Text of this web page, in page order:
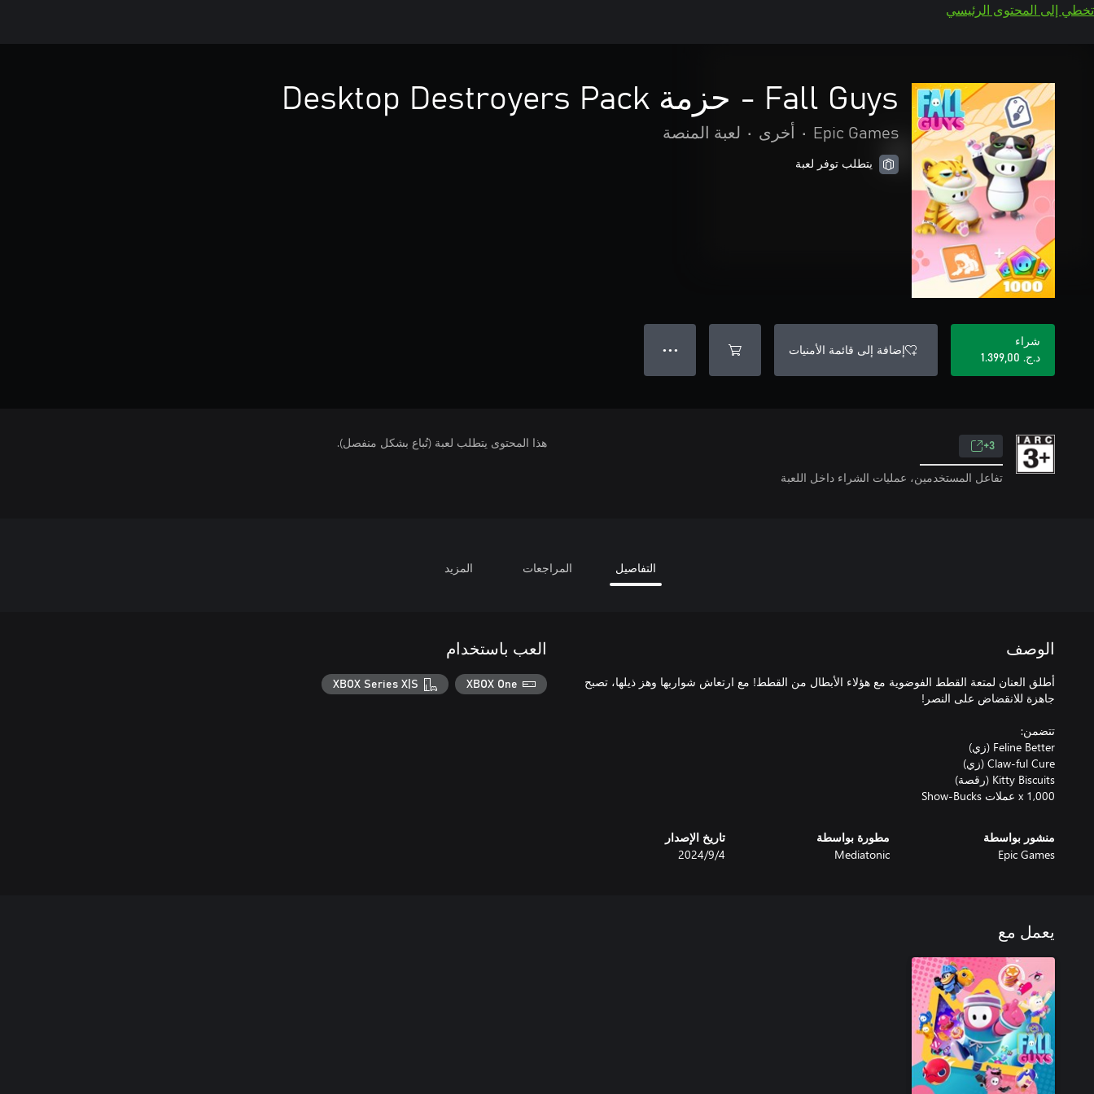
تخطي إلى المحتوى الرئيسي
Fall Guys - حزمة Desktop Destroyers Pack
Epic Games
• أخرى • لعبة المنصة
يتطلب توفر لعبة
شراء
د.ج.‏ 1.399,00
إضافة إلى قائمة الأمنيات ● ● ●
3+
تفاعل المستخدمين، عمليات الشراء داخل اللعبة
هذا المحتوى يتطلب لعبة (تُباع بشكل منفصل).
التفاصيل المراجعات المزيد
الوصف
أطلق العنان لمتعة القطط الفوضوية مع هؤلاء الأبطال من القطط! مع ارتعاش شواربها وهز ذيلها، تصبح
1,000 x عملات Show-Bucks
منشور بواسطة
Epic Games
مطورة بواسطة
Mediatonic
تاريخ الإصدار
4‏/9‏/2024
العب باستخدام
XBOX One
XBOX Series X|S
يعمل مع